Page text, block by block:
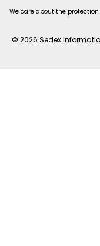
We care about the
© 2026 Sedex